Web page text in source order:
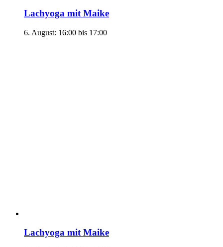
Lachyoga mit Maike
6. August: 16:00 bis 17:00
Lachyoga mit Maike